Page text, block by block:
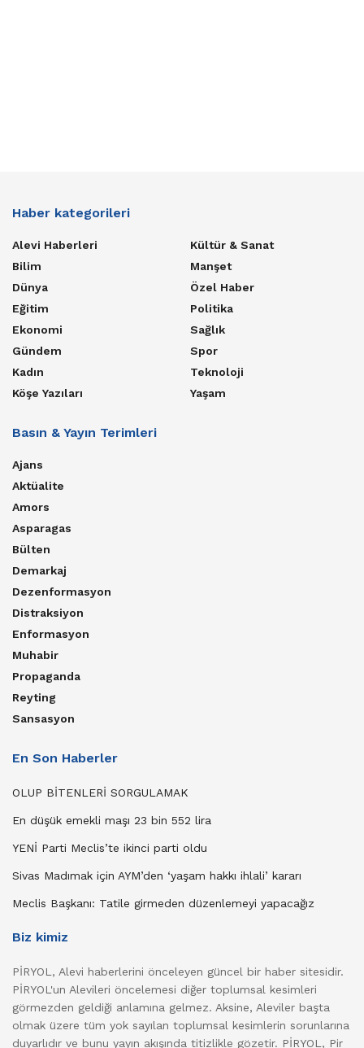
Haber kategorileri
Alevi Haberleri
Bilim
Dünya
Eğitim
Ekonomi
Gündem
Kadın
Köşe Yazıları
Kültür & Sanat
Manşet
Özel Haber
Politika
Sağlık
Spor
Teknoloji
Yaşam
Basın & Yayın Terimleri
Ajans
Aktüalite
Amors
Asparagas
Bülten
Demarkaj
Dezenformasyon
Distraksiyon
Enformasyon
Muhabir
Propaganda
Reyting
Sansasyon
En Son Haberler
OLUP BİTENLERİ SORGULAMAK
En düşük emekli maşı 23 bin 552 lira
YENİ Parti Meclis’te ikinci parti oldu
Sivas Madımak için AYM’den ‘yaşam hakkı ihlali’ kararı
Meclis Başkanı: Tatile girmeden düzenlemeyi yapacağız
Biz kimiz
PİRYOL, Alevi haberlerini önceleyen güncel bir haber sitesidir.
PİRYOL'un Alevileri öncelemesi diğer toplumsal kesimleri
görmezden geldiği anlamına gelmez. Aksine, Aleviler başta
olmak üzere tüm yok sayılan toplumsal kesimlerin sorunlarına
duyarlıdır ve bunu yayın akışında titizlikle gözetir. PİRYOL, Pir